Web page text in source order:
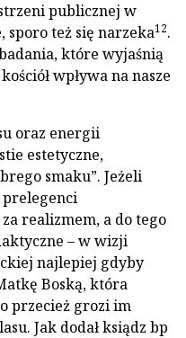
publicznej w
sporo też się narzeka12.
które wyjaśnią
wpływa na nasze
oraz energii
estetyczne,
smaku”. Jeżeli
prelegenci
realizmem, a do tego
– w wizji
najlepiej gdyby
Boską, która
przecież grozi im
Jak dodał ksiądz bp